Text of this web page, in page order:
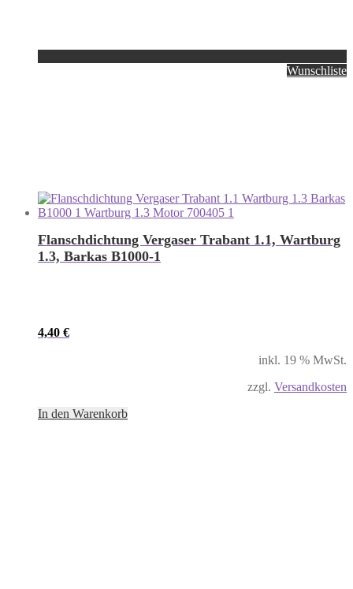
Wunschliste
Flanschdichtung Vergaser Trabant 1.1, Wartburg
1.3, Barkas B1000-1
4,40 €
inkl. 19 % MwSt.
zzgl. Versandkosten
In den Warenkorb